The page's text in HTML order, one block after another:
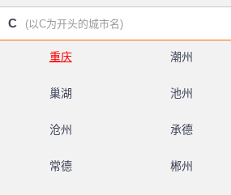
C (以C为开头的城市名)
重庆 潮州
巢湖 池州
沧州 承德
常德 郴州